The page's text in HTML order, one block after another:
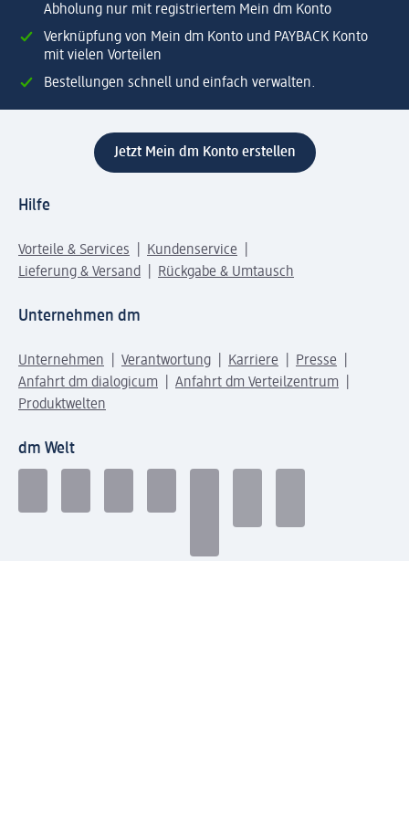
Abholung nur mit registriertem Mein dm Konto
Verknüpfung von Mein dm Konto und PAYBACK Konto
mit vielen Vorteilen
Bestellungen schnell und einfach verwalten.
Jetzt Mein dm Konto erstellen
Hilfe
Vorteile & Services
Kundenservice
Lieferung & Versand
Rückgabe & Umtausch
Unternehmen dm
Unternehmen Verantwortung Karriere
Presse
Anfahrt dm dialogicum
Anfahrt dm Verteilzentrum
Produktwelten
dm Welt